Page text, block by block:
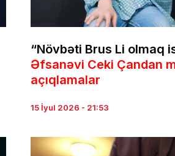
“Növbəti Brus Li olmaq
Əfsanəvi Ceki Çandan
açıqlamalar
15 İyul 2026 - 21:53